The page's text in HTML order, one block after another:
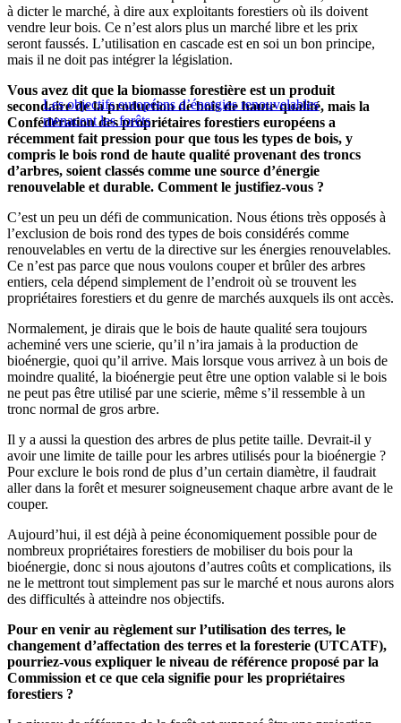
à dicter le marché, à dire aux exploitants forestiers où ils doivent
vendre leur bois. Ce n’est alors plus un marché libre et les prix
seront faussés. L’utilisation en cascade est en soi un bon principe,
mais il ne doit pas intégrer la législation.
Les objectifs européens d’énergies renouvelables
menacent les forêts
Vous avez dit que la biomasse forestière est un produit
secondaire de la production de bois de haute qualité, mais la
Confédération des propriétaires forestiers européens a
récemment fait pression pour que tous les types de bois, y
compris le bois rond de haute qualité provenant des troncs
d’arbres, soient classés comme une source d’énergie
renouvelable et durable. Comment le justifiez-vous ?
C’est un peu un défi de communication. Nous étions très opposés à
l’exclusion de bois rond des types de bois considérés comme
renouvelables en vertu de la directive sur les énergies renouvelables.
Ce n’est pas parce que nous voulons couper et brûler des arbres
entiers, cela dépend simplement de l’endroit où se trouvent les
propriétaires forestiers et du genre de marchés auxquels ils ont accès.
Normalement, je dirais que le bois de haute qualité sera toujours
acheminé vers une scierie, qu’il n’ira jamais à la production de
bioénergie, quoi qu’il arrive. Mais lorsque vous arrivez à un bois de
moindre qualité, la bioénergie peut être une option valable si le bois
ne peut pas être utilisé par une scierie, même s’il ressemble à un
tronc normal de gros arbre.
Il y a aussi la question des arbres de plus petite taille. Devrait-il y
avoir une limite de taille pour les arbres utilisés pour la bioénergie ?
Pour exclure le bois rond de plus d’un certain diamètre, il faudrait
aller dans la forêt et mesurer soigneusement chaque arbre avant de le
couper.
Aujourd’hui, il est déjà à peine économiquement possible pour de
nombreux propriétaires forestiers de mobiliser du bois pour la
bioénergie, donc si nous ajoutons d’autres coûts et complications, ils
ne le mettront tout simplement pas sur le marché et nous aurons alors
des difficultés à atteindre nos objectifs.
Pour en venir au règlement sur l’utilisation des terres, le
changement d’affectation des terres et la foresterie (UTCATF),
pourriez-vous expliquer le niveau de référence proposé par la
Commission et ce que cela signifie pour les propriétaires
forestiers ?